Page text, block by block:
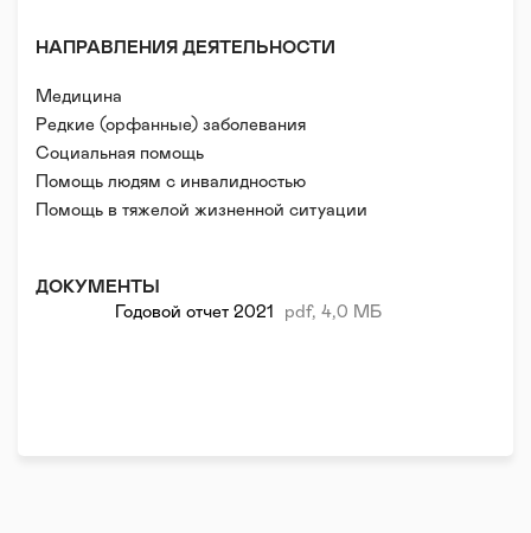
НАПРАВЛЕНИЯ ДЕЯТЕЛЬНОСТИ
Медицина
Редкие (орфанные) заболевания
Социальная помощь
Помощь людям с инвалидностью
Помощь в тяжелой жизненной ситуации
ДОКУМЕНТЫ
Годовой отчет 2021
pdf, 4,0 МБ